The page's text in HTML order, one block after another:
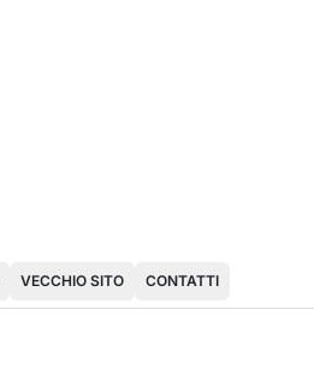
VECCHIO SITO CONTATTI